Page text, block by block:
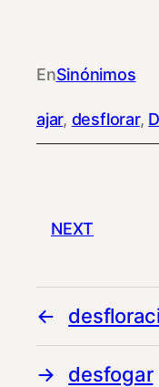
EnSinónimos
ajar, desflorar,
NEXT
desfogar